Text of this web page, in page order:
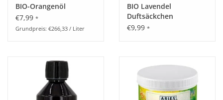
10 ml Roll-On Flasche (Kunststoff)
BIO-Orangenöl
€7,99 *
Grundpreis: €266,33 / Liter
BIO Lavendel
Duftsäckchen
€9,99 *